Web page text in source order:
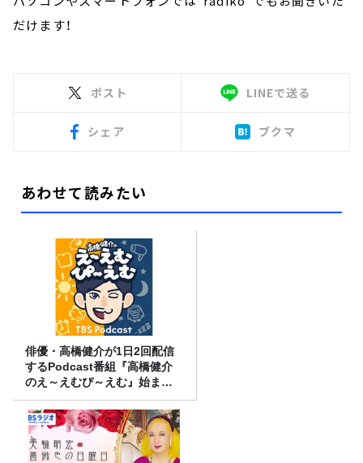
だけます！
ポスト LINEで送る
シェア ブクマ
あわせて読みたい
俳優・高橋健介が1日2回配信
するPodcast番組『高橋健介
のえ～えむぴ～えむ』始まり
ます